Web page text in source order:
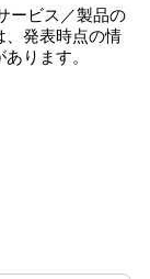
ービス／製品の
、発表時点の情
ります。